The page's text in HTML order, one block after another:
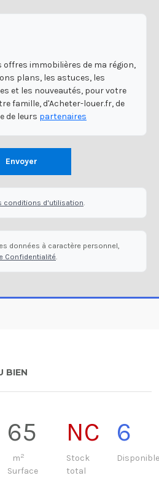
offres immobilières de ma région,
plans, les astuces, les
et les nouveautés, pour votre
famille, d'Acheter-louer.fr, de
de leurs partenaires
Envoyer
conditions d'utilisation.
données à caractère personnel,
Confidentialité.
BIEN
65
m2
Surface
NC
Stock
total
6